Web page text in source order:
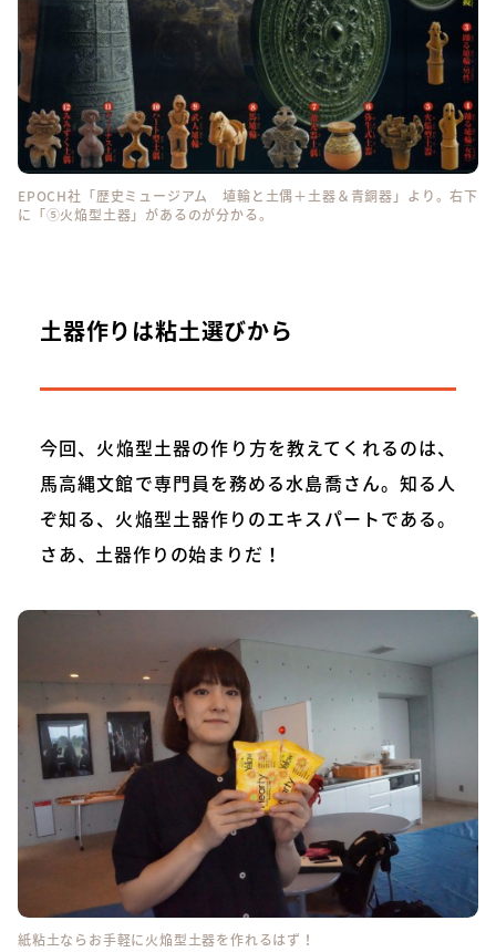
EPOCH社「歴史ミュージアム 埴輪と土偶＋土器＆青銅器」 より。右下
に「⑤火焔型土器」があるのが分かる。
土器作りは粘土選びから
今回、火焔型土器の作り方を教えてくれるのは、
馬高縄文館で専門員を務める水島喬さん。知る人
ぞ知る、火焔型土器作りのエキスパートである。
さあ、土器作りの始まりだ！
紙粘土ならお手軽に火焔型土器を作れるはず！